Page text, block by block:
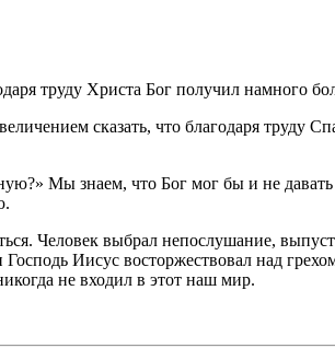
труду Христа Бог получил намного
сказать, что благодаря труду
Мы знаем, что Бог мог бы и не
Человек выбрал непослушание,
Иисус восторжествовал над
не входил в этот наш мир.